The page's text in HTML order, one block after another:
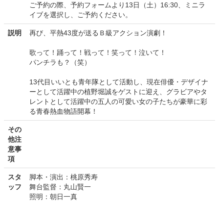
ご予約の際、予約フォームより13日（土）16:30、ミニラ
イブを選択し、ご予約ください。
説明 再び、平熱43度が送るＢ級アクション演劇！
歌って！踊って！戦って！笑って！泣いて！
パンチラも？（笑）
13代目いいとも青年隊として活動し、現在俳優・デザイナ
ーとして活躍中の植野堀誠をゲストに迎え、グラビアやタ
レントとして活躍中の五人の可愛い女の子たちが豪華に彩
る青春熱血物語開幕！
その
他注
意事
項
スタ
ッフ
脚本・演出：桃原秀寿
舞台監督：丸山賢一
照明：朝日一真